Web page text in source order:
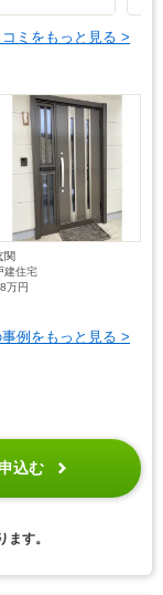
ミをもっと見る >
関
建住宅
万円
事例をもっと見る >
込む
す。